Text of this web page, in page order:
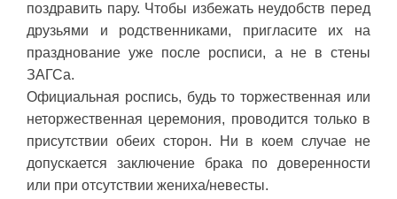
поздравить пару. Чтобы избежать неудобств перед
друзьями и родственниками, пригласите их на
празднование уже после росписи, а не в стены
ЗАГСа.
Официальная роспись, будь то торжественная или
неторжественная церемония, проводится только в
присутствии обеих сторон. Ни в коем случае не
допускается заключение брака по доверенности
или при отсутствии жениха/невесты.